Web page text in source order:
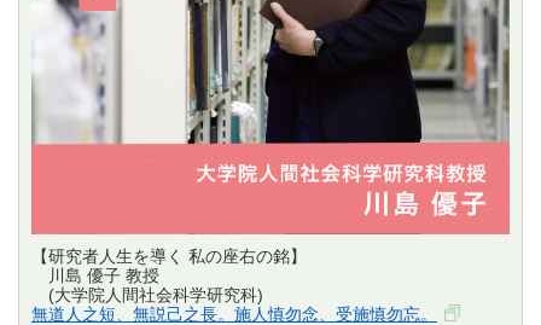
【研究者人生を導く 私の座右の銘】
川島 優子 教授
(大学院人間社会科学研究科)
無道人之短、無説己之長。施人慎勿念、受施慎勿忘。